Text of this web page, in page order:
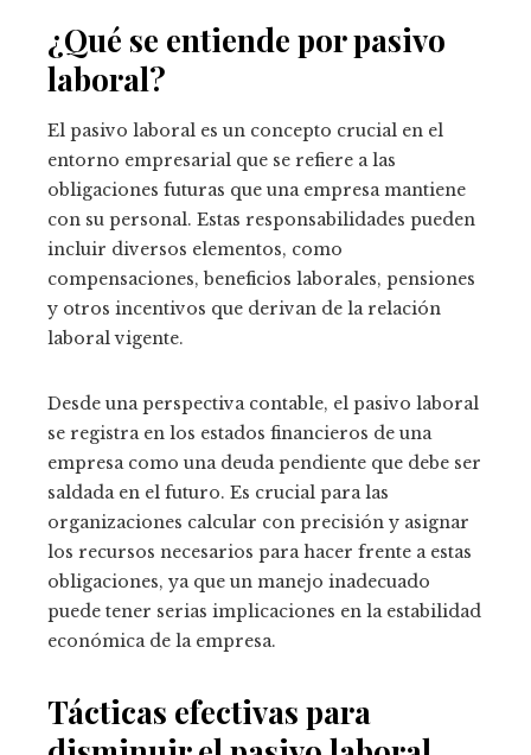
¿Qué se entiende por pasivo
laboral?
El pasivo laboral es un concepto crucial en el
entorno empresarial que se refiere a las
obligaciones futuras que una empresa mantiene
con su personal. Estas responsabilidades pueden
incluir diversos elementos, como
compensaciones, beneficios laborales, pensiones
y otros incentivos que derivan de la relación
laboral vigente.
Desde una perspectiva contable, el pasivo laboral
se registra en los estados financieros de una
empresa como una deuda pendiente que debe ser
saldada en el futuro. Es crucial para las
organizaciones calcular con precisión y asignar
los recursos necesarios para hacer frente a estas
obligaciones, ya que un manejo inadecuado
puede tener serias implicaciones en la estabilidad
económica de la empresa.
Tácticas efectivas para